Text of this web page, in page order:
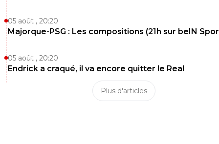
05 août , 20:20
Majorque-PSG : Les compositions (21h sur beIN
05 août , 20:20
Endrick a craqué, il va encore quitter le Real
Plus d'articles